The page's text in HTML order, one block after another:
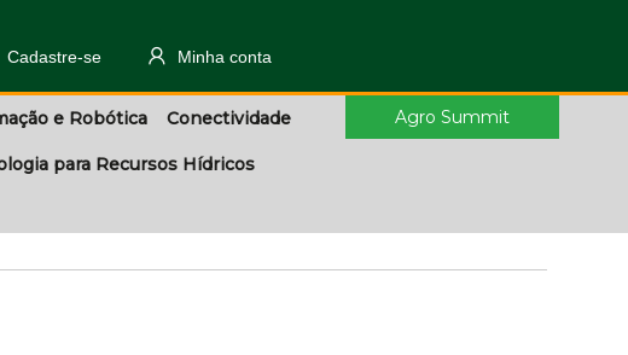
Cadastre-se Minha conta
e Robótica Conectividade
para Recursos Hídricos
Agro Summit